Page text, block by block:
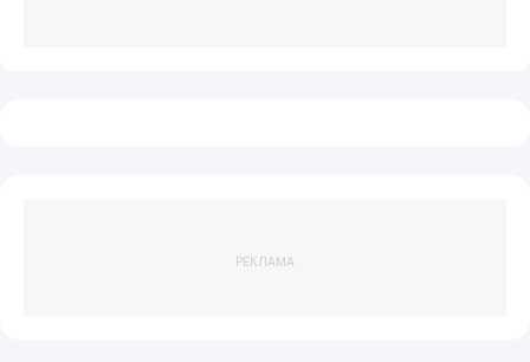
РЕКЛАМА